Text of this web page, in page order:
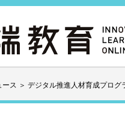
ース ＞ デジタル推進人材育成プロ